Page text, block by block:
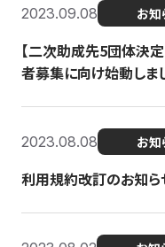
2023.09.08 お知
【二次助成先5団体決
者募集に向け始動しま
2023.08.08 お知
利用規約改訂のお知ら